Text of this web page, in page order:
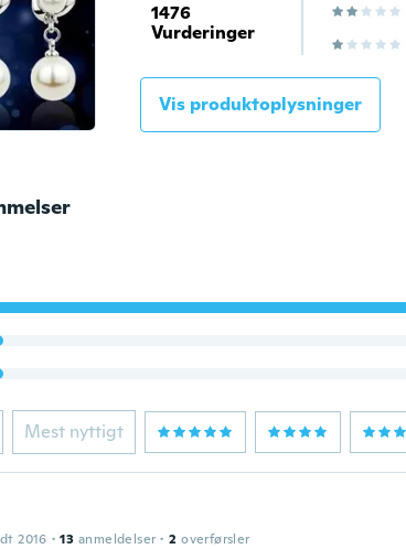
1476
Vurderinger
Vis produktoplysninger
Mest nyttigt
2016 · 13 anmeldelser · 2 overførsler